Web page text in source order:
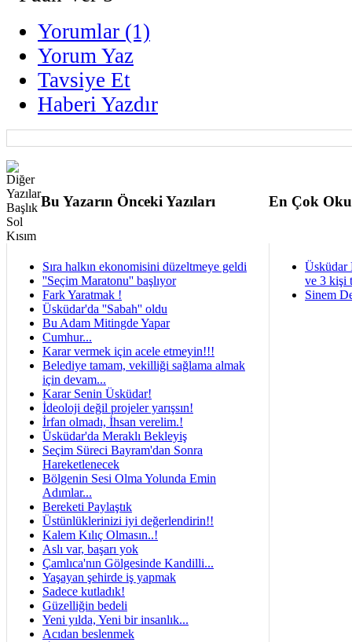
Yorumlar (1)
Yorum Yaz
Tavsiye Et
Haberi Yazdır
Bu Yazarın Önceki Yazıları En Çok
Sıra halkın ekonomisini düzeltmeye geldi
''Seçim Maratonu'' başlıyor
Fark Yaratmak !
Üsküdar'da ''Sabah'' oldu
Bu Adam Mitingde Yapar
Cumhur...
Karar vermek için acele etmeyin!!!
Belediye tamam, vekilliği sağlama almak
için devam...
Karar Senin Üsküdar!
İdeoloji değil projeler yarışsın!
İrfan olmadı, İhsan verelim.!
Üsküdar'da Meraklı Bekleyiş
Seçim Süreci Bayram'dan Sonra
Hareketlenecek
Bölgenin Sesi Olma Yolunda Emin
Adımlar...
Bereketi Paylaştık
Üstünlüklerinizi iyi değerlendirin!!
Kalem Kılıç Olmasın..!
Aslı var, başarı yok
Çamlıca'nın Gölgesinde Kandilli...
Yaşayan şehirde iş yapmak
Sadece kutladık!
Güzelliğin bedeli
Yeni yılda, Yeni bir insanlık...
Acıdan beslenmek
Üsküdar
ve 3 kişi
Sinem